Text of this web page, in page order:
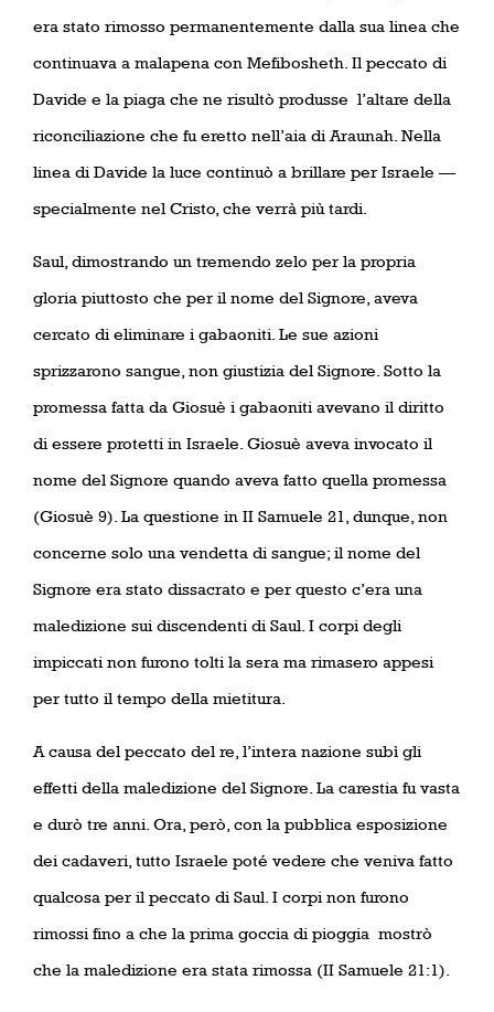
era stato rimosso permanentemente dalla sua linea che
continuava a malapena con Mefibosheth. Il peccato di
Davide e la piaga che ne risultò produsse l’altare della
riconciliazione che fu eretto nell’aia di Araunah. Nella
linea di Davide la luce continuò a brillare per Israele —
specialmente nel Cristo, che verrà più tardi.
Saul, dimostrando un tremendo zelo per la propria
gloria piuttosto che per il nome del Signore, aveva
cercato di eliminare i gabaoniti. Le sue azioni
sprizzarono sangue, non giustizia del Signore. Sotto la
promessa fatta da Giosuè i gabaoniti avevano il diritto
di essere protetti in Israele. Giosuè aveva invocato il
nome del Signore quando aveva fatto quella promessa
(Giosuè 9). La questione in II Samuele 21, dunque, non
concerne solo una vendetta di sangue; il nome del
Signore era stato dissacrato e per questo c’era una
maledizione sui discendenti di Saul. I corpi degli
impiccati non furono tolti la sera ma rimasero appesi
per tutto il tempo della mietitura.
A causa del peccato del re, l’intera nazione subì gli
effetti della maledizione del Signore. La carestia fu vasta
e durò tre anni. Ora, però, con la pubblica esposizione
dei cadaveri, tutto Israele poté vedere che veniva fatto
qualcosa per il peccato di Saul. I corpi non furono
rimossi fino a che la prima goccia di pioggia mostrò
che la maledizione era stata rimossa (II Samuele 21:1).